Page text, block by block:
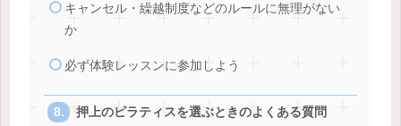
キャンセル・繰越制度などのルールに無理がない
か
必ず体験レッスンに参加しよう
押上のピラティスを選ぶときのよくある質問